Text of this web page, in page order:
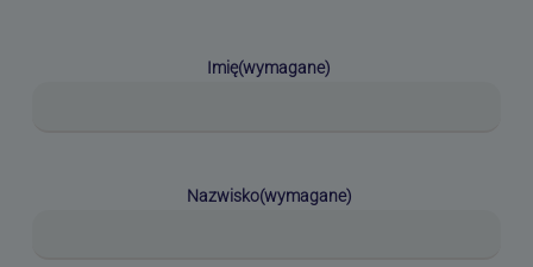
Imię(wymagane)
Nazwisko(wymagane)